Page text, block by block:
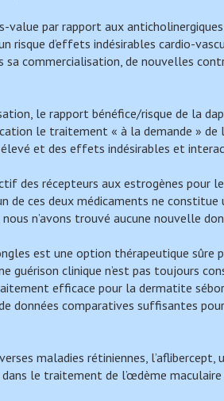
value par rapport aux
risque d’effets indésirables cardio-
commercialisation, de nouvelles
le rapport bénéfice/risque de la
le traitement « à la demande » de
et des effets indésirables et
des récepteurs aux estrogènes pour
de ces deux médicaments ne
n’avons trouvé aucune nouvelle
est une option thérapeutique sûre
guérison clinique n’est pas toujours
efficace pour la dermatite
données comparatives suffisantes
maladies rétiniennes,
le traitement de l’œdème maculaire